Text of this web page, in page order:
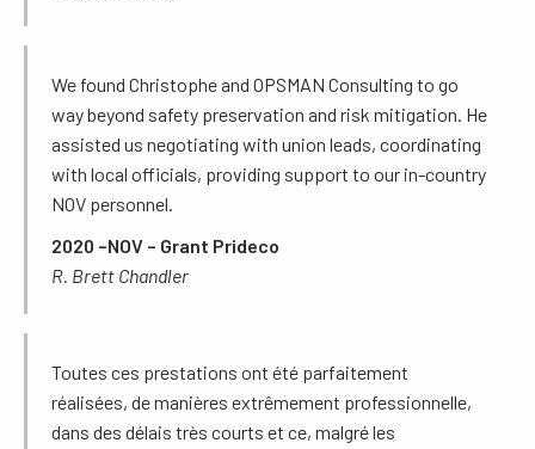
We found Christophe and OPSMAN Consulting to go
way beyond safety preservation and risk mitigation. He
assisted us negotiating with union leads, coordinating
with local officials, providing support to our in-country
NOV personnel.
2020 –NOV – Grant Prideco
R. Brett Chandler
Toutes ces prestations ont été parfaitement
réalisées, de manières extrêmement professionnelle,
dans des délais très courts et ce, malgré les